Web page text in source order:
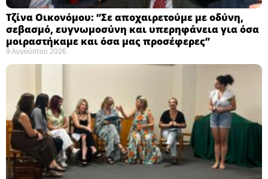
Τζίνα Οικονόμου: “Σε αποχαιρετούμε με οδύνη,
σεβασμό, ευγνωμοσύνη και υπερηφάνεια για όσα
μοιραστήκαμε και όσα μας προσέφερες”
9 Αυγούστου 2026